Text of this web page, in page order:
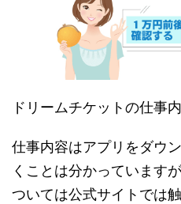
ドリームチケットの仕事
仕事内容はアプリをダウ
くことは分かっています
ついては公式サイトでは